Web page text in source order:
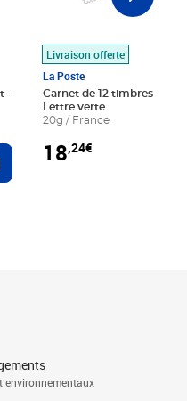
-
au panier
Livraison offerte
La Poste
Carnet de 12 timbres - Le
Lettre verte
20g / France
18,24€
environnementaux